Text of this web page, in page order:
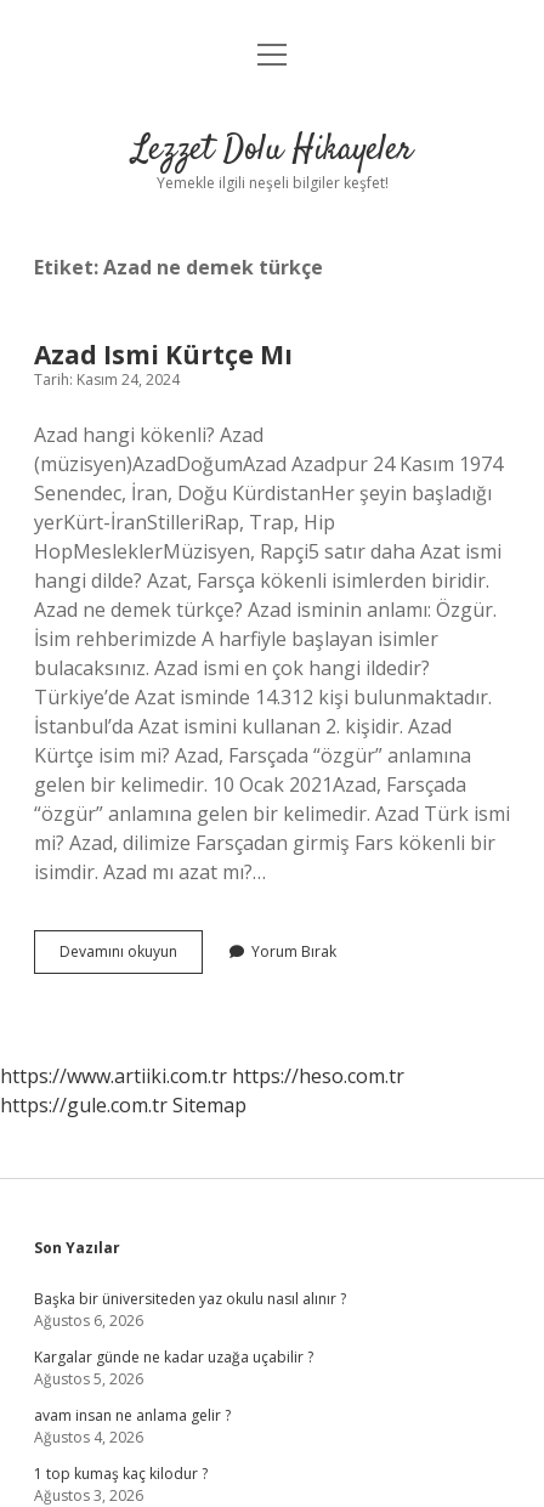
Anasayfa
Yasal Uyarı
menüyü
Lezzet Dolu Hikayeler
Yemekle ilgili neşeli bilgiler keşfet!
Etiket:Azad ne demek türkçe
Azad Ismi Kürtçe Mı
Tarih: Kasım 24, 2024
Azad hangi kökenli? Azad
(müzisyen)AzadDoğumAzad Azadpur 24 Kasım 1974
Senendec, İran, Doğu KürdistanHer şeyin başladığı
yerKürt-İranStilleriRap, Trap, Hip
HopMesleklerMüzisyen, Rapçi5 satır daha Azat ismi
hangi dilde? Azat, Farsça kökenli isimlerden biridir.
Azad ne demek türkçe? Azad isminin anlamı: Özgür.
İsim rehberimizde A harfiyle başlayan isimler
bulacaksınız. Azad ismi en çok hangi ildedir?
Türkiye’de Azat isminde 14.312 kişi bulunmaktadır.
İstanbul’da Azat ismini kullanan 2. kişidir. Azad
Kürtçe isim mi? Azad, Farsçada “özgür” anlamına
gelen bir kelimedir. 10 Ocak 2021Azad, Farsçada
“özgür” anlamına gelen bir kelimedir. Azad Türk ismi
mi? Azad, dilimize Farsçadan girmiş Fars kökenli bir
isimdir. Azad mı azat mı?…
Devamını okuyun
Ismi
Yorum Bırak
https://www.artiiki.com.tr https://heso.com.tr
https://gule.com.trSitemap
Sidebar
Son Yazılar
Başka bir üniversiteden yaz okulu nasıl alınır ?
Ağustos 6, 2026
Kargalar günde ne kadar uzağa uçabilir ?
Ağustos 5, 2026
avam insan ne anlama gelir ?
Ağustos 4, 2026
1 top kumaş kaç kilodur ?
Ağustos 3, 2026